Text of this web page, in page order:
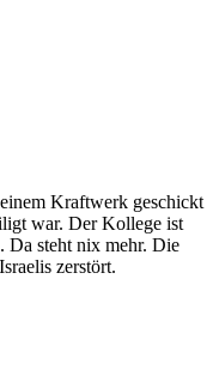
Kraftwerk geschickt
war. Der Kollege ist
Da steht nix mehr. Die
zerstört.